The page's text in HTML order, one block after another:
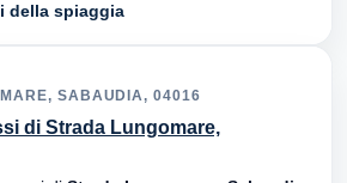
della spiaggia
SABAUDIA, 04016
di Strada Lungomare,